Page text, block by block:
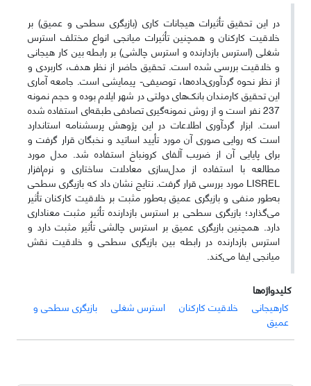
در این تحقیق تأثیرات هیجانات کاری (بازیگری سطحی و عمیق) بر
خلاقیت کارکنان و همچنین تأثیرات میانجی انواع مختلف استرس
شغلی (استرس بازدارنده و استرس چالشی) بر رابطه بین کار هیجانی
و خلاقیت بررسی شده است. تحقیق حاضر از نظر هدف، کاربردی و
از نظر نحوه گردآوری‌داده‌ها، توصیفی- پیمایشی است. جامعه آماری
این تحقیق کارمندان بانک‌های دولتی در شهر ایلام بوده و حجم نمونه
237 نفر است و از روش نمونه‌گیری تصادفی طبقه‌ای استفاده شده
است. ابزار گردآوری اطلاعات در این پژوهش پرسشنامه استاندارد
است که روایی صوری آن مورد تأیید اساتید و نخبگان قرار گرفت و
برای پایایی آن از ضریب آلفای کرونباخ استفاده شد. مدل مورد
مطالعه با استفاده از مدل‌سازی معادلات ساختاری و نرم‌افزار
LISREL مورد بررسی قرار گرفت. نتایج نشان داد که بازیگری سطحی
به‌طور منفی و بازیگری عمیق به‌طور مثبت بر خلاقیت کارکنان تأثیر
می‌گذارد؛ بازیگری سطحی بر استرس بازدارنده تأثیر مثبت معناداری
دارد. همچنین بازیگری عمیق بر استرس چالشی تأثیر مثبت دارد و
استرس بازدارنده در رابطه بین بازیگری سطحی و خلاقیت نقش
میانجی ایفا می‌کند.
کلیدواژه‌ها
کارهیجانی
خلاقیت کارکنان استرس شغلی
بازیگری سطحی و
عمیق